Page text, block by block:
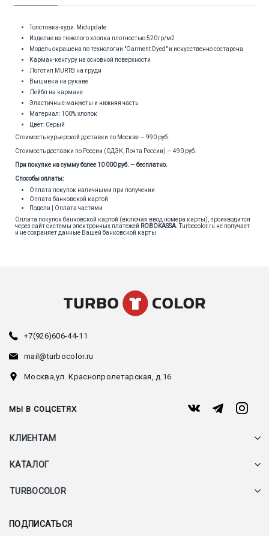
Толстовка-худи Midupdate
Изделие из тяжелого хлопка плотностью 520гр/м2
Модель окрашена по технологии "Garment Dyed" и искусственно состарена
Карман-кенгуру на основной поверхности
Логотип MURTB на груди
Вышивка на рукаве
Лейбл на кармане
Эластичные манжеты и нижняя часть
Материал: 100% хлопок
Цвет: Серый
Стоимость курьерской доставки по Москве — 990 руб.
Стоимость доставки по России (СДЭК, Почта России) — 490 руб.
При покупке на сумму более 10 000 руб. — бесплатно.
Способы оплаты:
Оплата покупок наличными при получении
Оплата банковской картой
Подели | Оплата частями
Оплата покупок банковской картой (включая ввод номера карты), производится
через сайт системы электронных платежей ROBOKASSA.Turbocolor.ru не получает
и не сохраняет данные Вашей банковской карты
+7(926)606-44-11
mail@turbocolor.ru
Москва,ул. Краснопролетарская, д.16
МЫ В СОЦСЕТЯХ
КЛИЕНТАМ
КАТАЛОГ
TURBOCOLOR
ПОДПИСАТЬСЯ